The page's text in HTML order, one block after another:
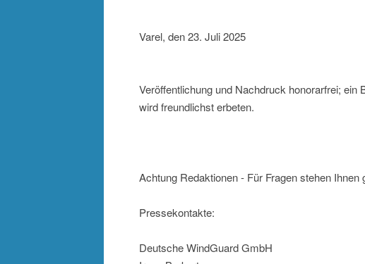
Varel, den 23. Juli 2025
Veröffentlichung und Nachdruck honorarfrei;
wird freundlichst erbeten.
Achtung Redaktionen - Für Fragen stehen Ihnen
Pressekontakte:
Deutsche WindGuard GmbH